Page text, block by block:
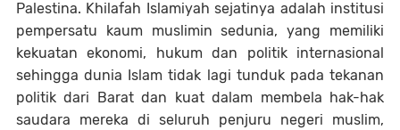
Palestina. Khilafah Islamiyah sejatinya adalah institusi
pempersatu kaum muslimin sedunia, yang memiliki
kekuatan ekonomi, hukum dan politik internasional
sehingga dunia Islam tidak lagi tunduk pada tekanan
politik dari Barat dan kuat dalam membela hak-hak
saudara mereka di seluruh penjuru negeri muslim,